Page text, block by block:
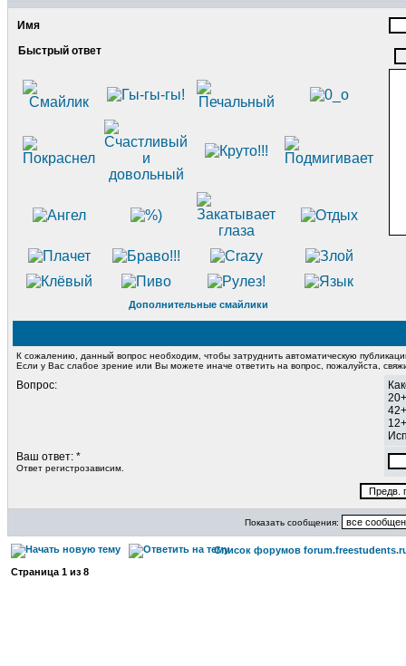
Имя
Быстрый ответ
Дополнительные смайлики
К сожалению, данный вопрос необходим, чтобы затруднить автоматическую
Если у Вас слабое зрение или Вы можете иначе ответить на вопрос, пожалуйста,
Вопрос:
Ваш ответ: *
Ответ регистрозависим.
Показать сообщения:
Список форумов
Страница 1 из 8